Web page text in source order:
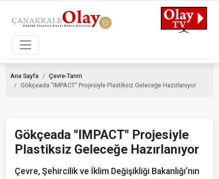
Ana Sayfa
Çevre-Tarım
Gökçeada "IMPACT" Projesiyle Plastiksiz Geleceğe Hazırlanıyor
Gökçeada "IMPACT" Projesiyle
Plastiksiz Geleceğe Hazırlanıyor
Çevre, Şehircilik ve İklim Değişikliği Bakanlığı’nın